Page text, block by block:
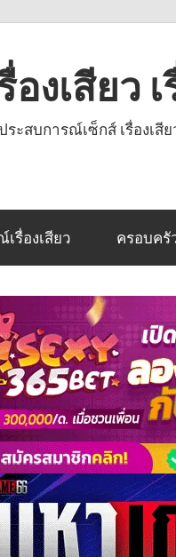
องเสียว
ประสบการณ์เซ็กส์ เรื่อง
รื่องเสียว ครอบครั